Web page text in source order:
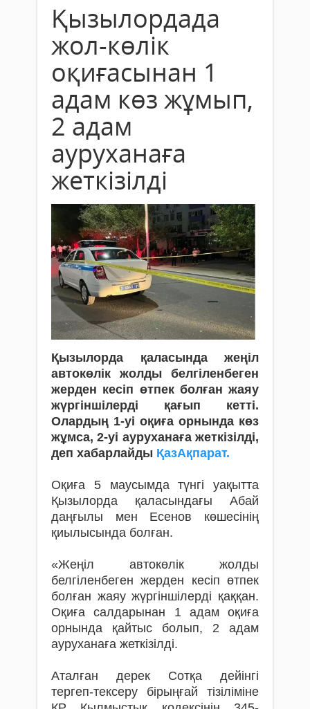
Қызылордада
жол-көлік
оқиғасынан 1
адам көз жұмып,
2 адам
ауруханаға
жеткізілді
Қызылорда қаласында жеңіл
автокөлік жолды белгіленбеген
жерден кесіп өтпек болған жаяу
жүргіншілерді қағып кетті.
Олардың 1-уі оқиға орнында көз
жұмса, 2-уі ауруханаға жеткізілді,
деп хабарлайды ҚазАқпарат.
Оқиға 5 маусымда түнгі уақытта
Қызылорда қаласындағы Абай
даңғылы мен Есенов көшесінің
қиылысында болған.
«Жеңіл автокөлік жолды
белгіленбеген жерден кесіп өтпек
болған жаяу жүргіншілерді қаққан.
Оқиға салдарынан 1 адам оқиға
орнында қайтыс болып, 2 адам
ауруханаға жеткізілді.
Аталған дерек Сотқа дейінгі
тергеп-тексеру бірыңғай тізіліміне